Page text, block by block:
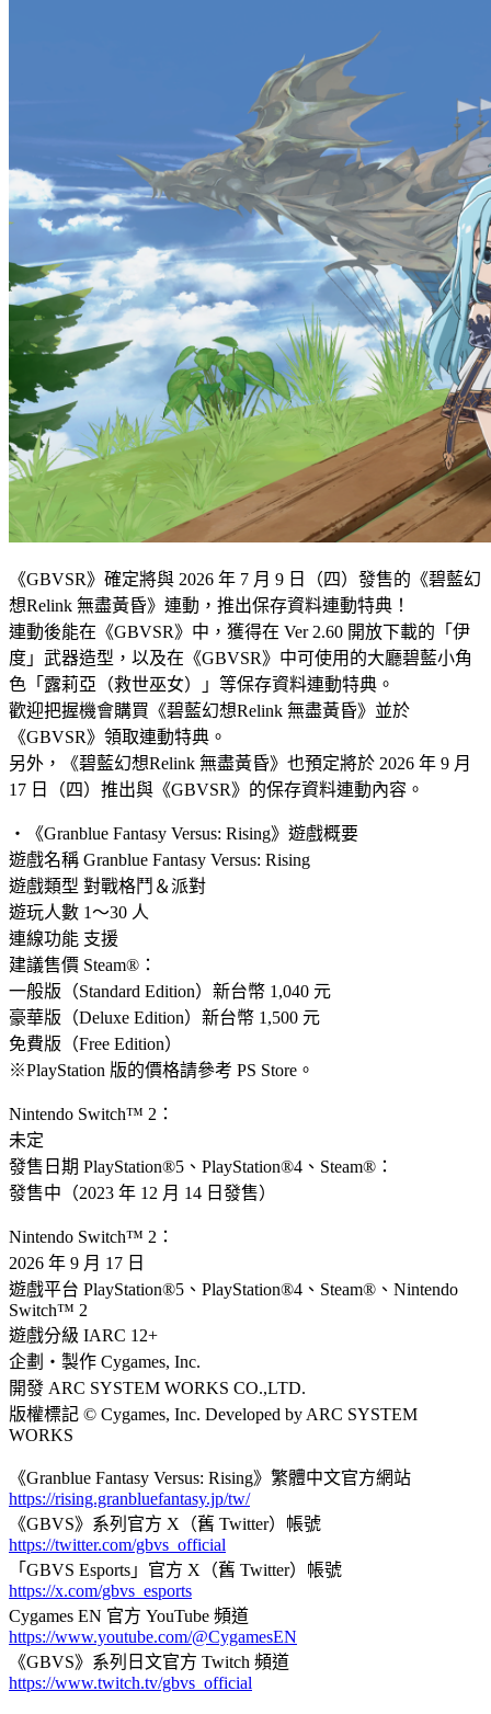
《GBVSR》確定將與 2026 年 7 月 9 日（四）發售的《碧藍幻
想Relink 無盡黃昏》連動，推出保存資料連動特典！
連動後能在《GBVSR》中，獲得在 Ver 2.60 開放下載的「伊
度」武器造型，以及在《GBVSR》中可使用的大廳碧藍小角
色「露莉亞（救世巫女）」等保存資料連動特典。
歡迎把握機會購買《碧藍幻想Relink 無盡黃昏》並於
《GBVSR》領取連動特典。
另外，《碧藍幻想Relink 無盡黃昏》也預定將於 2026 年 9 月
17 日（四）推出與《GBVSR》的保存資料連動內容。
・《Granblue Fantasy Versus: Rising》遊戲概要
遊戲名稱 Granblue Fantasy Versus: Rising
遊戲類型 對戰格鬥＆派對
遊玩人數 1～30 人
連線功能 支援
建議售價 Steam®：
一般版（Standard Edition）新台幣 1,040 元
豪華版（Deluxe Edition）新台幣 1,500 元
免費版（Free Edition）
※PlayStation 版的價格請參考 PS Store。
Nintendo Switch™ 2：
未定
發售日期 PlayStation®5、PlayStation®4、Steam®：
發售中（2023 年 12 月 14 日發售）
Nintendo Switch™ 2：
2026 年 9 月 17 日
遊戲平台 PlayStation®5、PlayStation®4、Steam®、Nintendo
Switch™ 2
遊戲分級 IARC 12+
企劃・製作 Cygames, Inc.
開發 ARC SYSTEM WORKS CO.,LTD.
版權標記 © Cygames, Inc. Developed by ARC SYSTEM
WORKS
《Granblue Fantasy Versus: Rising》繁體中文官方網站
https://rising.granbluefantasy.jp/tw/
《GBVS》系列官方 X（舊 Twitter）帳號
https://twitter.com/gbvs_official
「GBVS Esports」官方 X（舊 Twitter）帳號
https://x.com/gbvs_esports
Cygames EN 官方 YouTube 頻道
https://www.youtube.com/@CygamesEN
《GBVS》系列日文官方 Twitch 頻道
https://www.twitch.tv/gbvs_official